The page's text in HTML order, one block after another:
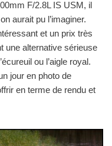
F/2.8L IS USM, il
aurait pu l’imaginer.
et un prix très
une alternative sérieuse
ou l’aigle royal.
jour en photo de
en terme de rendu et